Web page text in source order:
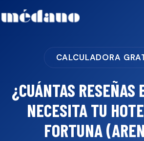
CALCULADORA
¿CUÁNTAS RESEÑAS
NECESITA TU
FORTUNA